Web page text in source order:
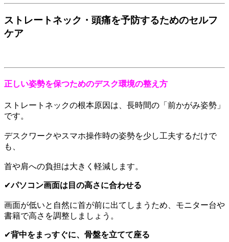
ストレートネック・頭痛を予防するためのセルフ
ケア
正しい姿勢を保つためのデスク環境の整え方
ストレートネックの根本原因は、長時間の「前かがみ姿勢」
です。
デスクワークやスマホ操作時の姿勢を少し工夫するだけで
も、
首や肩への負担は大きく軽減します。
✔パソコン画面は目の高さに合わせる
画面が低いと自然に首が前に出てしまうため、モニター台や
書籍で高さを調整しましょう。
✔背中をまっすぐに、骨盤を立てて座る